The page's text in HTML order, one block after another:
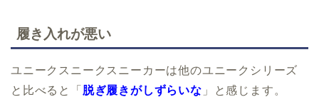
履き入れが悪い
ユニークスニークスニーカーは他のユニークシリーズ
と比べると「 脱ぎ履きがしずらいな 」と感じます。